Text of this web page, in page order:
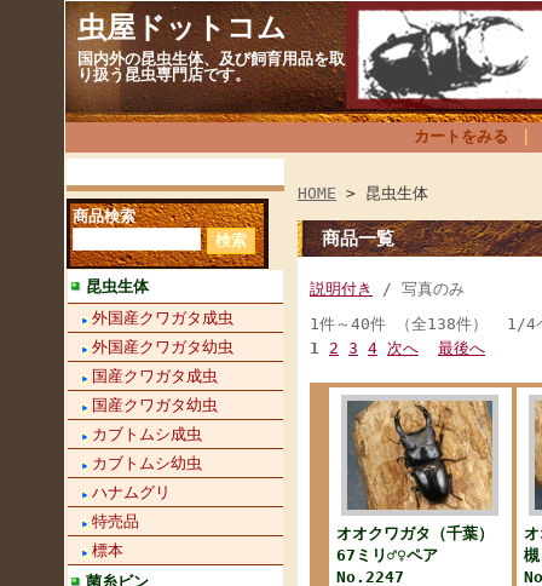
虫屋ドットコム
国内外の昆虫生体、及び飼育用品を取
り扱う昆虫専門店です。
カートをみる
商品検索
昆虫生体
外国産クワガタ成虫
外国産クワガタ幼虫
国産クワガタ成虫
国産クワガタ幼虫
カブトムシ成虫
カブトムシ幼虫
ハナムグリ
特売品
標本
菌糸ビン
HOME > 昆虫生体
商品一覧
説明付き
/ 写真のみ
1件～40件 （全138件） 1/4
1 2 3 4 次へ 最後へ
オオクワガタ（千葉）
67ミリ♂♀ペア
No.2247